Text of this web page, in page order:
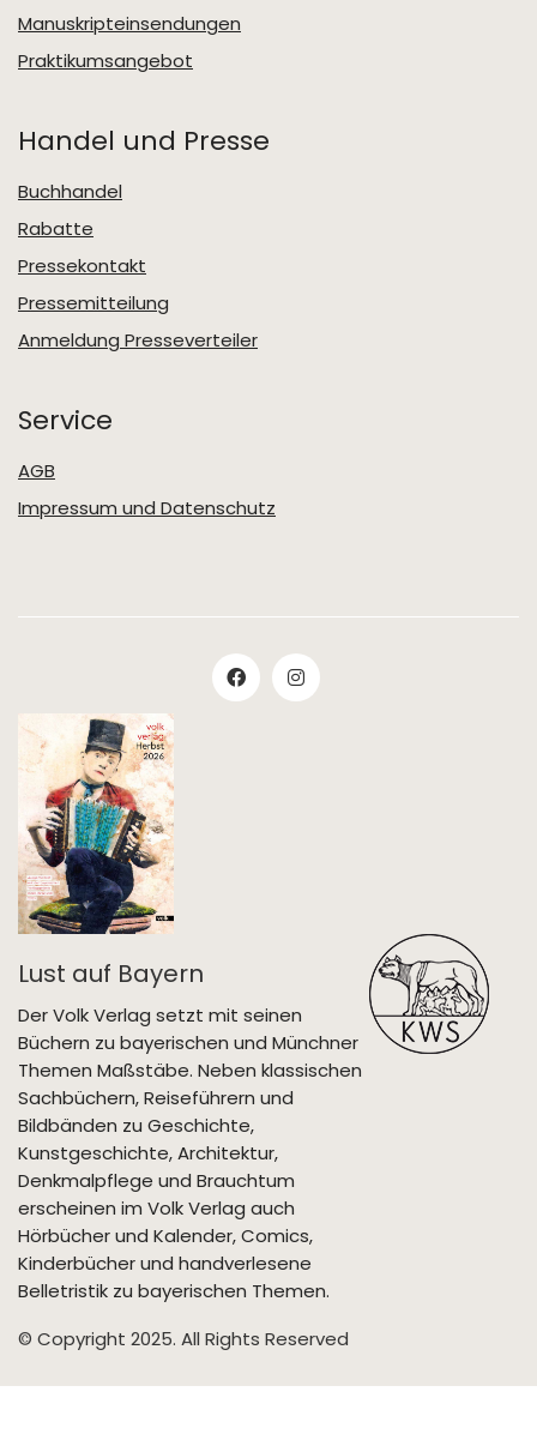
Manuskripteinsendungen
Praktikumsangebot
Handel und Presse
Buchhandel
Rabatte
Pressekontakt
Pressemitteilung
Anmeldung Presseverteiler
Service
AGB
Impressum und Datenschutz
Lust auf Bayern
Der Volk Verlag setzt mit seinen
Büchern zu bayerischen und Münchner
Themen Maßstäbe. Neben klassischen
Sachbüchern, Reiseführern und
Bildbänden zu Geschichte,
Kunstgeschichte, Architektur,
Denkmalpflege und Brauchtum
erscheinen im Volk Verlag auch
Hörbücher und Kalender, Comics,
Kinderbücher und handverlesene
Belletristik zu bayerischen Themen.
© Copyright 2025. All Rights Reserved